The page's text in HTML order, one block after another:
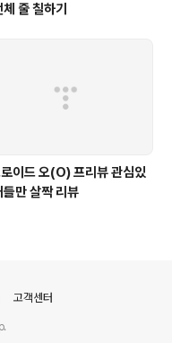
줄 칠하기
이드 오(O) 프리뷰 관심있
들만 살짝 리뷰
고객센터